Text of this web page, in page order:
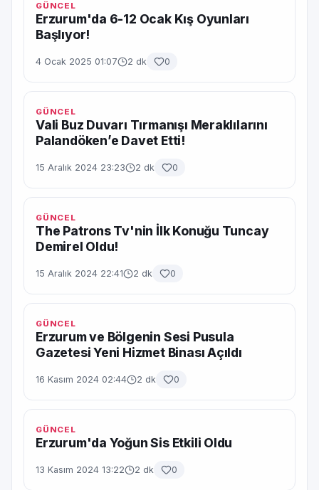
GÜNCEL
Erzurum'da 6-12 Ocak Kış Oyunları
Başlıyor!
4 Ocak 2025 01:07 2 dk 0
GÜNCEL
Vali Buz Duvarı Tırmanışı Meraklılarını
Palandöken’e Davet Etti!
15 Aralık 2024 23:23 2 dk 0
GÜNCEL
The Patrons Tv'nin İlk Konuğu Tuncay
Demirel Oldu!
15 Aralık 2024 22:41 2 dk 0
GÜNCEL
Erzurum ve Bölgenin Sesi Pusula
Gazetesi Yeni Hizmet Binası Açıldı
16 Kasım 2024 02:44 2 dk 0
GÜNCEL
Erzurum'da Yoğun Sis Etkili Oldu
13 Kasım 2024 13:22 2 dk 0